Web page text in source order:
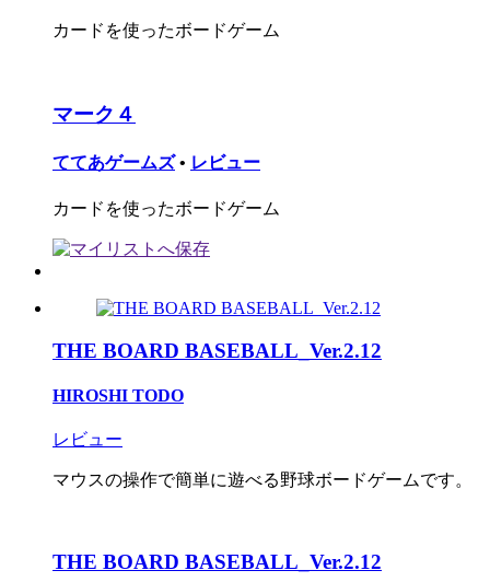
カードを使ったボードゲーム
マーク４
ててあゲームズ • レビュー
カードを使ったボードゲーム
THE BOARD BASEBALL_Ver.2.12
HIROSHI TODO
レビュー
マウスの操作で簡単に遊べる野球ボードゲームです。
THE BOARD BASEBALL_Ver.2.12